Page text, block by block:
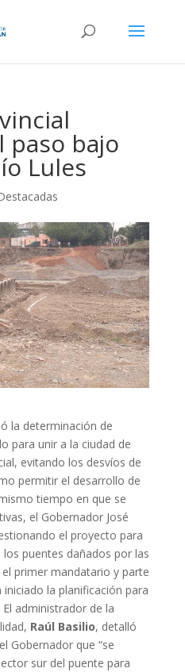
paso bajo
Lules
la determinación de
para unir a la ciudad de
evitando los desvíos de
permitir el desarrollo de
tiempo en que se
el Gobernador José
el proyecto para
puentes dañados por las
primer mandatario y parte
la planificación para
administrador de la
Raúl Basilio, detalló
Gobernador que “se
sur del puente para